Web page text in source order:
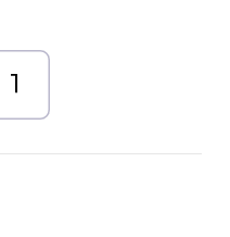
Индивидуальные